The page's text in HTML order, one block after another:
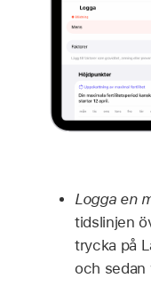
Logga en
tidslinjen
trycka på
och sedan